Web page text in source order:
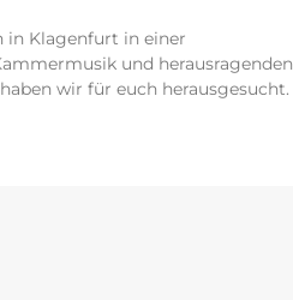
in Klagenfurt in einer
und herausragenden
wir für euch herausgesucht.